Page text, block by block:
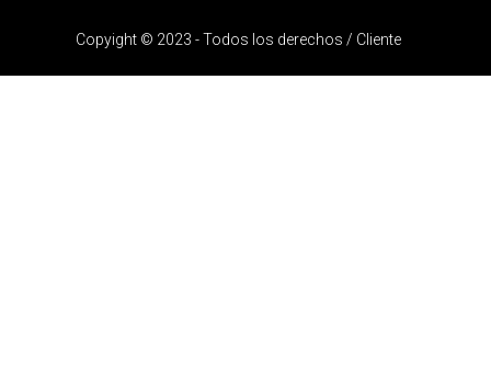
Copyight © 2023 - Todos los derechos / Cliente